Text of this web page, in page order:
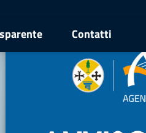
Contatti